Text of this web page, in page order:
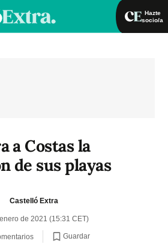
Hazte
socio/a
a Costas la
de sus playas
Castelló Extra
de 2021 (15:31 CET)
Guardar